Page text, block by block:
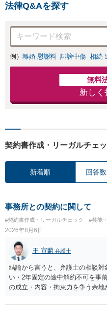
法律Q&Aを探す
例） 離婚 慰謝料 誹謗中傷 相続
無料
新しく
契約書作成・リーガルチェ
新着順 回答
事務所との契約に関して
#契約書作成・リーガルチェック #芸能
2026年8月6日
王 宣麟 弁護士
結論から言うと、弁護士の相談
い・2年固定の途中解約不可を事
の成立・内容・拘束力を争う余
みてはいかがでしょうか。 また